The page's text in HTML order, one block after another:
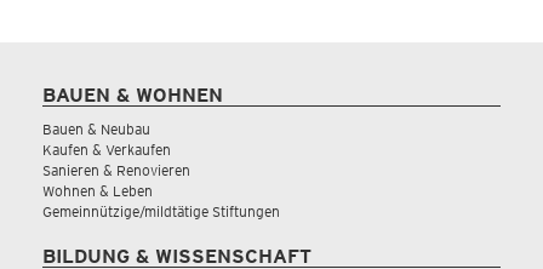
BAUEN & WOHNEN
Bauen & Neubau
Kaufen & Verkaufen
Sanieren & Renovieren
Wohnen & Leben
Gemeinnützige/mildtätige Stiftungen
BILDUNG & WISSENSCHAFT